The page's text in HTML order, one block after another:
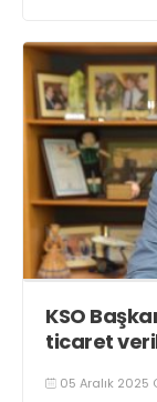
KSO
ticaret
05 Aralık 2025